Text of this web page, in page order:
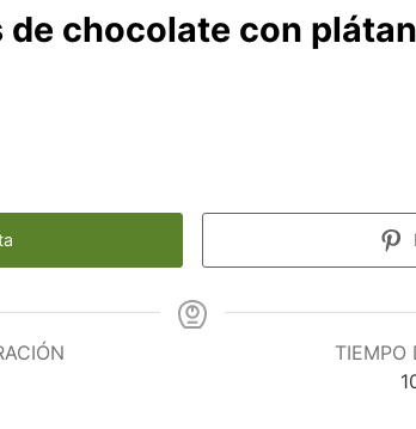
de chocolate con
TIEMPO